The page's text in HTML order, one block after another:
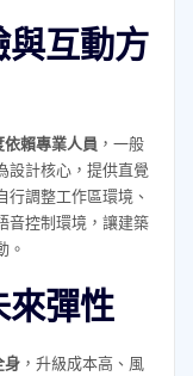
與互動方
依賴專業人員 ，一般
設計核心，提供直覺
調整工作區環境、
音控制環境，讓建築
。
來彈性
身，升級成本高、風